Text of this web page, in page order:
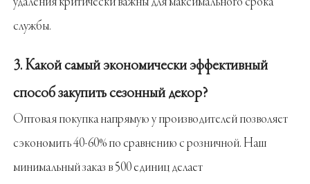
службы.
3. Какой самый экономически эффективный
способ закупить сезонный декор?
Оптовая покупка напрямую у производителей позволяет
сэкономить 40-60% по сравнению с розничной. Наш
минимальный заказ в 500 единиц делает